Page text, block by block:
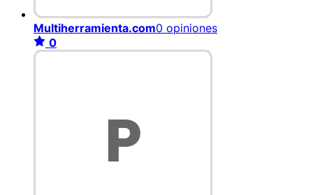
Multiherramienta.com0 opiniones
0